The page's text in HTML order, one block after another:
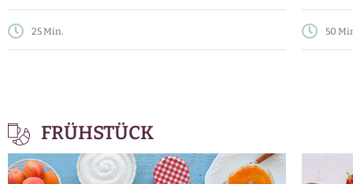
25 Min. 50
FRÜHSTÜCK